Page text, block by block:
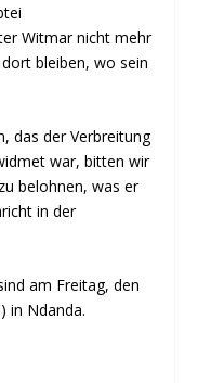
Witmar nicht mehr
bleiben, wo sein
das der Verbreitung
war, bitten wir
belohnen, was er
in der
am Freitag, den
in Ndanda.